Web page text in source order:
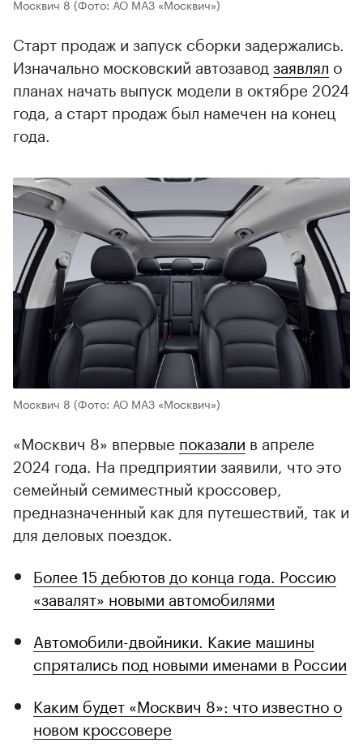
Москвич 8 (Фото: АО МАЗ «Москвич»)
Старт продаж и запуск сборки задержались.
Изначально московский автозавод заявлял о
планах начать выпуск модели в октябре 2024
года, а старт продаж был намечен на конец
года.
Москвич 8 (Фото: АО МАЗ «Москвич»)
«Москвич 8» впервые показали в апреле
2024 года. На предприятии заявили, что это
семейный семиместный кроссовер,
предназначенный как для путешествий, так и
для деловых поездок.
Более 15 дебютов до конца года. Россию
«завалят» новыми автомобилями
Автомобили-двойники. Какие машины
спрятались под новыми именами в России
Каким будет «Москвич 8»: что известно о
новом кроссовере